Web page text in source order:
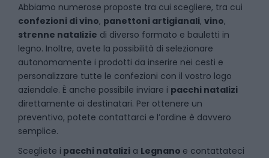
Abbiamo numerose proposte tra cui scegliere, tra cui
confezioni di vino, panettoni artigianali, vino,
strenne natalizie di diverso formato e bauletti in
legno. Inoltre, avete la possibilità di selezionare
autonomamente i prodotti da inserire nei cesti e
personalizzare tutte le confezioni con il vostro logo
aziendale. È anche possibile inviare i pacchi natalizi
direttamente ai destinatari. Per ottenere un
preventivo, potete contattarci e l’ordine è davvero
semplice.
Scegliete i pacchi natalizi a Legnano e contattateci